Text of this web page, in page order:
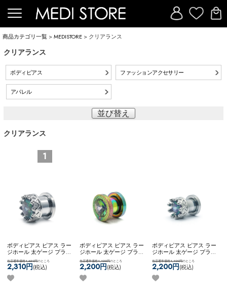
商品カテゴリ一覧 >MEDISTORE > クリアランス
クリアランス
ボディピアス ファッションアクセサリー
アパレル
並び替え
クリアランス
1
ボディピアス ピアス ラー
ジホール 太ゲージ プラグ
トンネル 大きいサイズ 拡
張 王冠 ネコポス不可
0%OFF][ 12mm ] クラウン
ジュエルフレッシュトン
当店通常価格4,620円のところ
2,310円(税込)
ボディピアス ピアス ラー
ジホール 太ゲージ プラグ
トンネル 大きいサイズ 拡
張 一粒ジュエル サンド加
工 ネコポス不可［５
0%OFF][ 0G ] ジュエルフ
当店通常価格4,400円のところ
2,200円(税込)
ボディピアス ピアス ラー
ジホール 太ゲージ プラグ
トンネル 大きいサイズ 拡
張 王冠 ネコポス不可
［50%OFF][ 0G ] クラウン
ジュエルフレッシュトン
当店通常価格4,400円のところ
2,200円(税込)